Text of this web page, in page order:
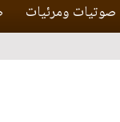
صوتيات ومرئيات